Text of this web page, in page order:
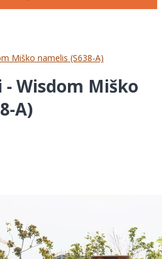
Miško namelis (S638-A)
Wisdom Miško
A)